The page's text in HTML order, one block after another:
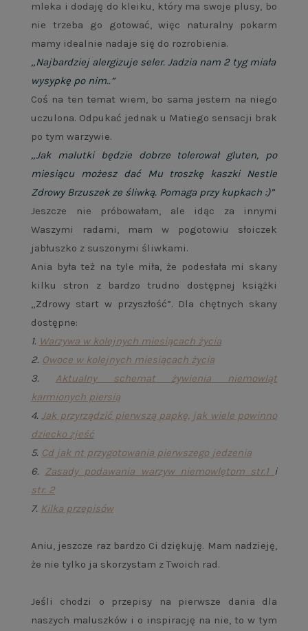
mleka i dodaję do kleiku, który ma swoje plusy, bo
nie trzeba go gotować, więc naturalny pokarm
mamy idealnie nadaje się do rozrobienia.
„Najbardziej alergizuje seler. Jadzia nam 2 tyg miała
wysypkę po nim..”
Coś na ten temat wiem, bo sama jestem na niego
uczulona. Odpukać jednak u Matiego sensacji brak
po tym warzywie.
„Jak malutki będzie dobrze tolerował gluten, po
miesiącu możesz dać Mu troszkę kaszki Nestle
Zdrowy Brzuszek ze śliwką. Pomaga przy kupkach :)”
Jeszcze nie próbowałam, ale idąc za innymi
Waszymi radami, mam w pogotowiu słoiczek
jabłuszko z suszonymi śliwkami.
Ania była też na tyle miła, że podesłała mi skany
kilku stron z bardzo trudno dostępnej książki
„Zdrowy start w przyszłość”. Dla chętnych skany
dostępne:
1. Warzywa w kolejnych miesiącach życia
2. Owoce w kolejnych miesiącach życia
3. Aktualny schemat żywienia niemowląt
karmionych piersią
4. Jak przyrządzić pierwszą papkę, jak wiele powinno
dziecko zjeść
5. Cd jak nt przygotowania pierwszego jedzenia
6.
Zasady podawania warzyw niemowlętom str.1 i
str. 2
7. Kilka przepisów
Aniu, jeszcze raz bardzo Ci dziękuję. Mam nadzieję,
że nie tylko ja skorzystam z Twoich rad.
Jeśli chodzi o przepisy na pierwsze dania dla
naszych maluszków i o inspirację na nie, to w tym